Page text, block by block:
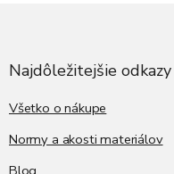
Najdôležitejšie odkazy
Všetko o nákupe
Normy a akosti materiálov